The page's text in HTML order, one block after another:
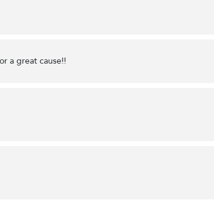
a great cause!!